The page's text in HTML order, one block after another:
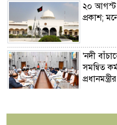
২০ আগস্ট
প্রকাশ;
'নদী
সমন্বিত
প্রধানমন্ত্রীর